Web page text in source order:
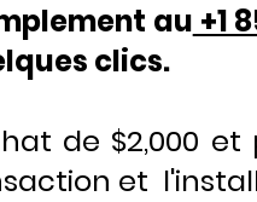
au +1
clics.
de $2,000
et